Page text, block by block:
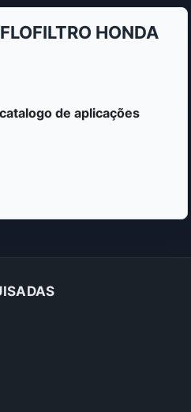
HONDA
de aplicações